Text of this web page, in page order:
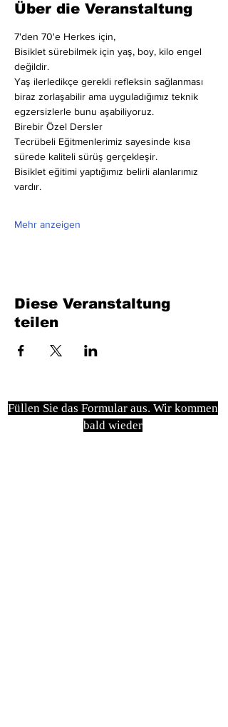
Über die Veranstaltung
7'den 70'e Herkes için,
Bisiklet sürebilmek için yaş, boy, kilo engel
değildir.
Yaş ilerledikçe gerekli refleksin sağlanması
biraz zorlaşabilir ama uyguladığımız teknik
egzersizlerle bunu aşabiliyoruz.
Birebir Özel Dersler
Tecrübeli Eğitmenlerimiz sayesinde kısa
sürede kaliteli sürüş gerçekleşir.
Bisiklet eğitimi yaptığımız belirli alanlarımız
vardır.
Mehr anzeigen
Diese Veranstaltung
teilen
Füllen Sie das Formular aus. Wir kommen
bald wieder